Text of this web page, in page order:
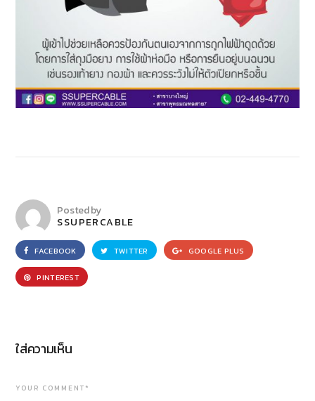
Posted by
SSUPERCABLE
FACEBOOK TWITTER GOOGLE PLUS
PINTEREST
ใส่ความเห็น
YOUR COMMENT*